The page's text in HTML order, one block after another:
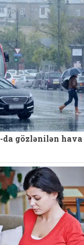
da gözlənilən